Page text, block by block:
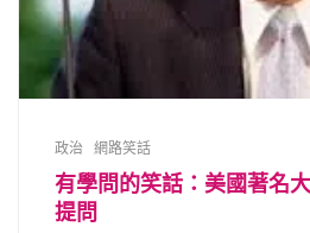
政治 網路笑話
有學問的笑話：美國著名
提問